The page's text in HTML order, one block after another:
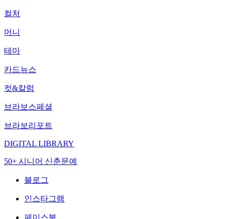
컬처
머니
테마
카드뉴스
컷&칼럼
브라보스페셜
브라보리포트
DIGITAL LIBRARY
50+ 시니어 신춘문예
블로그
인스타그램